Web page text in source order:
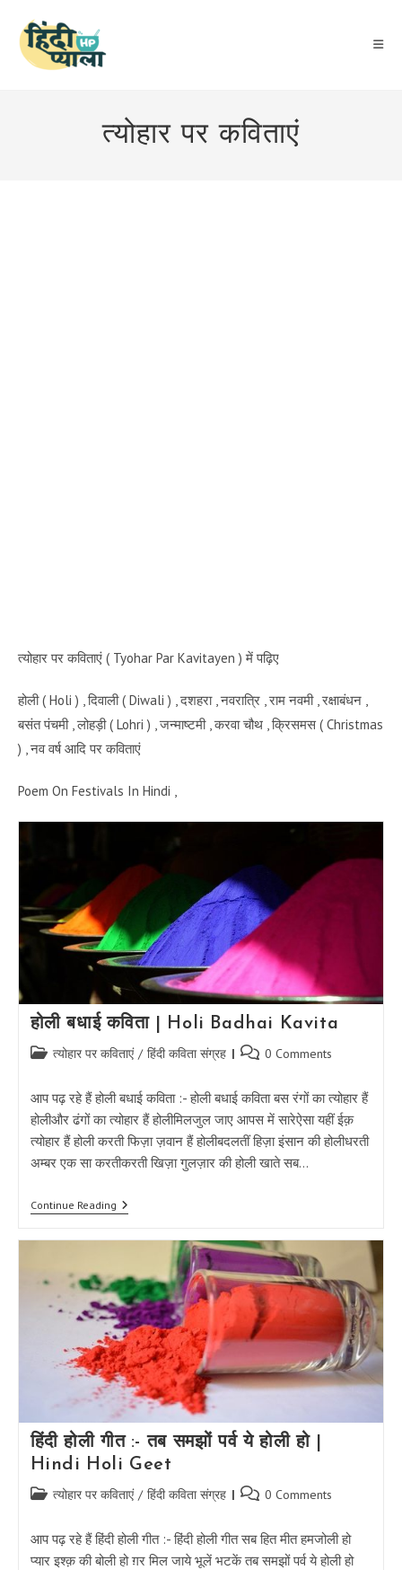
content
त्योहार पर कविताएं
त्योहार पर कविताएं ( Tyohar Par Kavitayen ) में पढ़िए
होली ( Holi ) , दिवाली ( Diwali ) , दशहरा , नवरात्रि , राम नवमी , रक्षाबंधन ,
बसंत पंचमी , लोहड़ी ( Lohri ) , जन्माष्टमी , करवा चौथ , क्रिसमस ( Christmas
) , नव वर्ष आदि पर कविताएं
Poem On Festivals In Hindi ,
होली बधाई कविता | Holi Badhai Kavita
Post त्योहार पर कविताएं / हिंदी कविता संग्रह
Post 0 Comments
आप पढ़ रहे हैं होली बधाई कविता :- होली बधाई कविता बस रंगों का त्योहार हैं
होलीऔर ढंगों का त्योहार हैं होलीमिलजुल जाए आपस में सारेऐसा यहीं ईक़
त्योहार हैं होली करती फिज़ा ज़वान हैं होलीबदलतीं हिज़ा इंसान की होलीधरती
अम्बर एक सा करतीकरती खिज़ा गुलज़ार की होली खाते सब…
Continue Readingहोली
बधाई
Badhai
Kavita
हिंदी होली गीत :- तब समझों पर्व ये होली हो |
Hindi Holi Geet
Post त्योहार पर कविताएं / हिंदी कविता संग्रह
Post 0 Comments
आप पढ़ रहे हैं हिंदी होली गीत :- हिंदी होली गीत सब हित मीत हमजोली हो
प्यार इश्क़ की बोली हो ग़र मिल जाये भूलें भटकें तब समझों पर्व ये होली हो